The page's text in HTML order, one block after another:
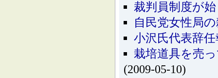
裁判員制度が
自民党女性局
小沢氏代表辞
栽培道具を売
(2009-05-10)